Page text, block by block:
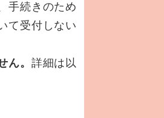
手続きのため
て受付しない
ん。 詳細は以